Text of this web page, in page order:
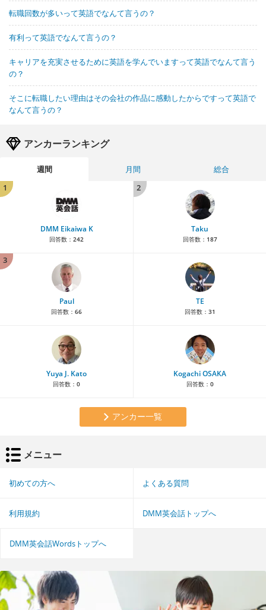
転職回数が多いって英語でなんて言うの？
有利って英語でなんて言うの？
キャリアを充実させるために英語を学んでいますって英語でなんて言う
の？
そこに転職したい理由はその会社の作品に感動したからですって英語で
なんて言うの？
アンカーランキング
週間 月間
総合
1
DMM Eikaiwa K
回答数： 242
2
Taku
回答数： 187
3
Paul
回答数： 66
TE
回答数： 31
Yuya J. Kato
回答数： 0
Kogachi OSAKA
回答数： 0
アンカー一覧
メニュー
初めての方へ よくある質問
利用規約 DMM英会話トップへ
DMM英会話Wordsトップへ